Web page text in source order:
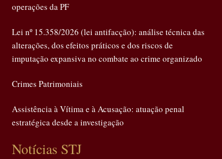
operações da PF
Lei nº 15.358/2026 (lei antifacção): análise técnica das
alterações, dos efeitos práticos e dos riscos de
imputação expansiva no combate ao crime organizado
Crimes Patrimoniais
Assistência à Vítima e à Acusação: atuação penal
estratégica desde a investigação
Notícias STJ